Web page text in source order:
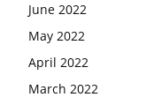
June 2022
May 2022
April 2022
March 2022